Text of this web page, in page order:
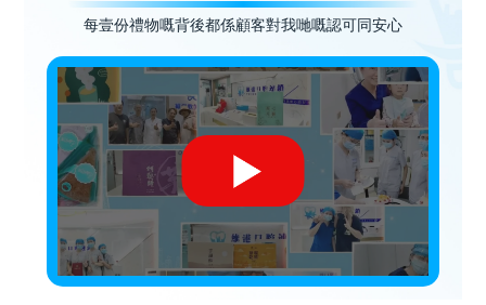
每壹份禮物嘅背後都係顧客對我哋嘅認可同安心